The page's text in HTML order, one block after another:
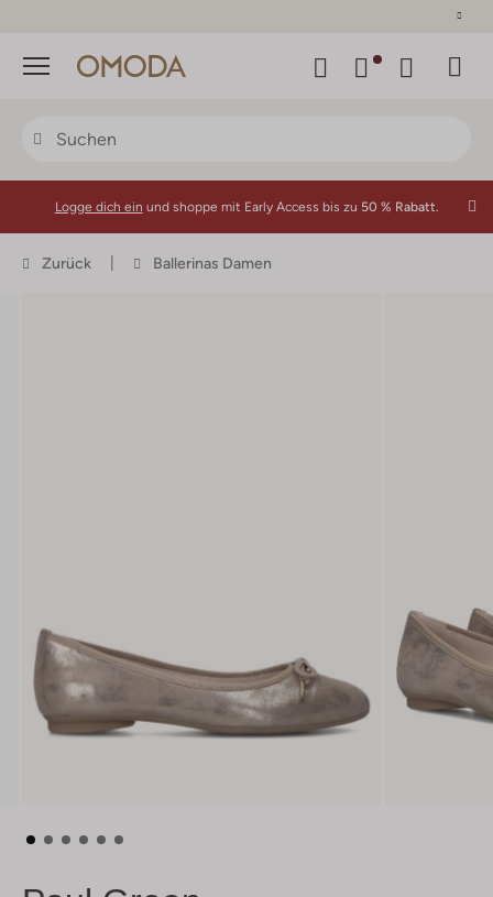
Menü
Logge dich ein und shoppe mit Early Access bis zu 50 % Rabatt.
Zurück Ballerinas Damen